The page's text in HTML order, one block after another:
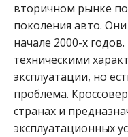
вторичном рынке
поколения авто.
начале 2000-х
техническими
эксплуатации, но
проблема.
странах и
эксплуатационных